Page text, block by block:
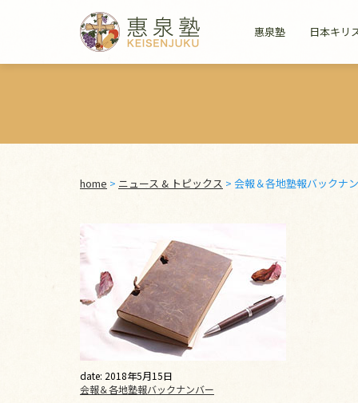
惠泉塾 日本キリ
home > ニュース & トピックス > 会報＆各地塾報バックナ
date: 2018年5月15日
会報＆各地塾報バックナンバー